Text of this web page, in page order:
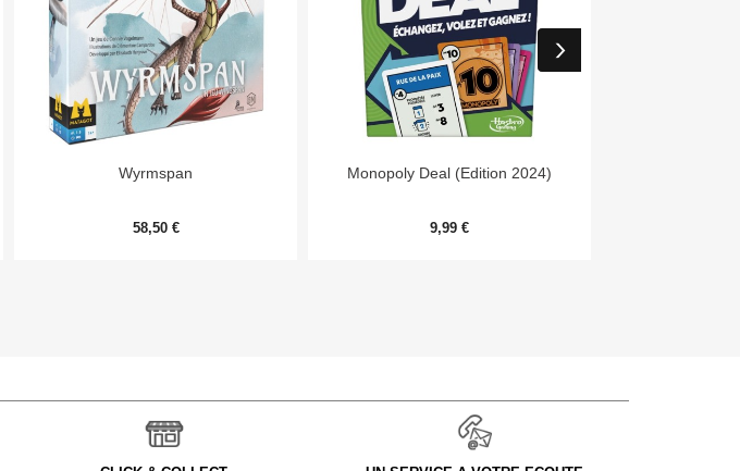
Aperçu rapide
Wyrmspan
58,50 €
Aperçu rapide
Monopoly Deal (Edition 2024)
9,99 €